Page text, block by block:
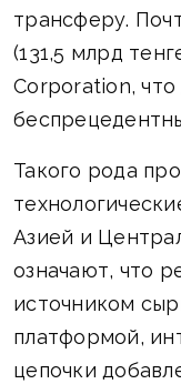
трансферу.
(131,5 млрд
Corporation,
Такого рода
Азией и
означают, что
источником
платформой,
цепочки